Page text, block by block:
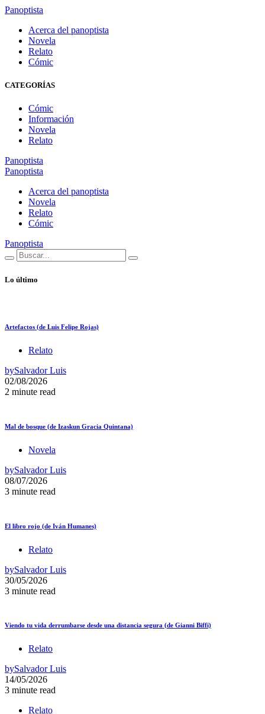
Panoptista
Acerca del panoptista
Novela
Relato
Cómic
CATEGORÍAS
Cómic
Información
Novela
Relato
Panoptista
Panoptista
Acerca del panoptista
Novela
Relato
Cómic
Panoptista
Lo último
Artefactos (de Luis Felipe Rojas)
Relato
bySalvador Luis
02/08/2026
2 minute read
Mal de bosque (de Izaskun Gracia Quintana)
Novela
bySalvador Luis
08/07/2026
3 minute read
El libro rojo (de Iván Humanes)
Relato
bySalvador Luis
30/05/2026
3 minute read
Viendo tu vida derrumbarse desde una distancia segura (de Gianni Biffi)
Relato
bySalvador Luis
14/05/2026
3 minute read
Relato